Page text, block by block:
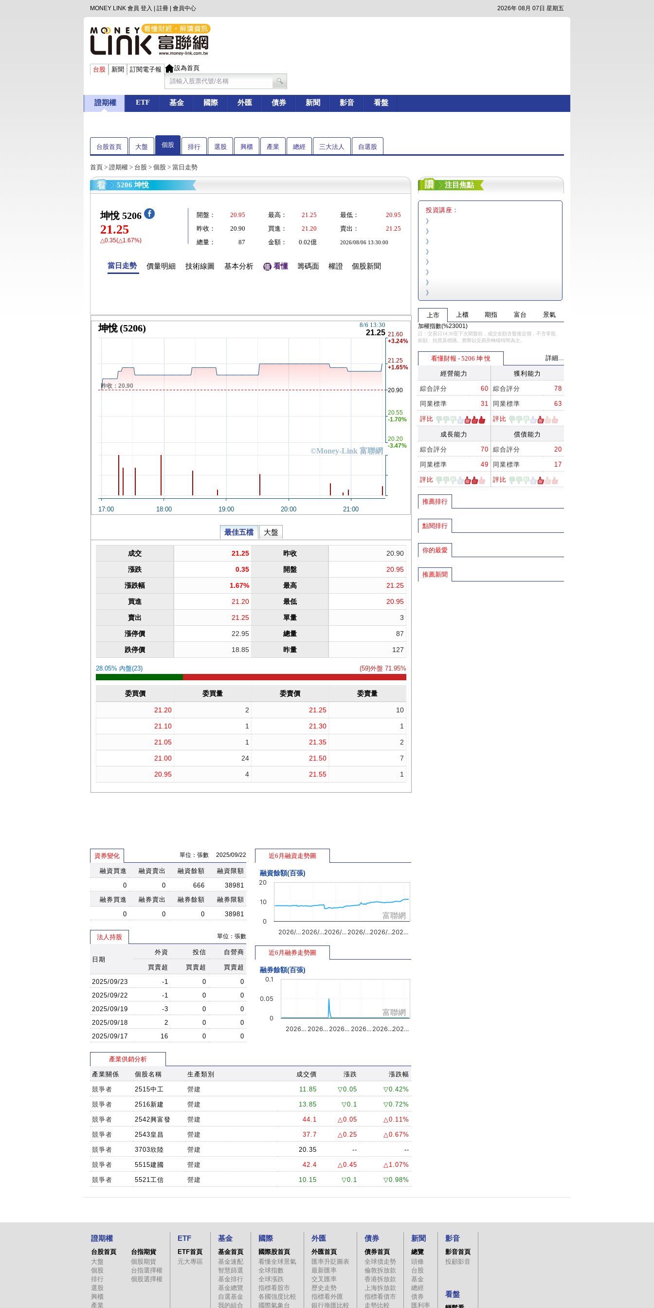
MONEY LINK 會員 登入 註冊 會員中心 2026年 08月 07日 星期五
台股 新聞 訂閱電子報 設為首頁
證期權 ETF 基金 國際 外匯 債券 新聞 影音 看盤
台股首頁 大盤 個股 排行 選股 興櫃 產業 總經 三大法人 自選股
首頁 > 證期權 > 台股 > 個股 > 當日走勢
5206 坤悅
坤悅 5206
21.25
△0.35(△1.67%)
開盤： 20.95 最高： 21.25 最低：
20.95
昨收：
20.90 買進： 21.20 賣出：
21.25
總量：
87 金額： 0.02億 2026/08/06 13:30:00
當日走勢 價量明細 技術線圖 基本分析 看懂 籌碼面 權證 個股新聞
資券變化 單位：張數 2025/09/22
融資買進 融資賣出 融資餘額
融資限額
0
0 666
38981
融券買進
融券賣出 融券餘額
融券限額
0
0 0 38981
法人持股 單位：張數
日期
外資 投信 自營商
買賣超 買賣超
買賣超
2025/09/23
-1 0
0
2025/09/22
-1 0
0
2025/09/19
-3 0
0
2025/09/18
2 0
0
2025/09/17
16 0 0
近6月融資走勢圖
融資餘額(百張)
2026/… 2026/…2026/… 2026/…2026/…202…
0
10
20
富聯網
近6月融券走勢圖
融券餘額(百張)
2026… 2026… 2026… 2026… 2026…202…
0
0.05
0.1
富聯網
產業供銷分析
產業關係 個股名稱 生產類別 成交價 漲跌 漲跌幅
競爭者 2515中工 營建 11.85 ▽0.05 ▽0.42%
競爭者 2516新建 營建 13.85 ▽0.1 ▽0.72%
競爭者 2542興富發 營建 44.1 △0.05 △0.11%
競爭者 2543皇昌 營建 37.7 △0.25 △0.67%
競爭者 3703欣陸 營建 20.35 -- --
競爭者 5515建國 營建 42.4 △0.45 △1.07%
競爭者 5521工信 營建 10.15 ▽0.1 ▽0.98%
注目焦點
投資講座：
》
》
》
》
》
》
》
》
上市 上櫃 期指 富台 景氣
加權指數(%23001)
註：交易日14:30至下次開盤前，成交金額含盤後定價，不含零股、
鉅額、拍賣及標購。實際以交易所轉檔時間為主。
看懂財報 - 5206 坤 悅 詳細...
經營能力 獲利能力
綜合評分 60 綜合評分 78
同業標準 31 同業標準 63
評比 評比
成長能力 償債能力
綜合評分 70 綜合評分 20
同業標準 49 同業標準 17
評比 評比
推薦排行
點閱排行
你的最愛
推薦新聞
證期權
台股首頁
大盤
個股
排行
選股
興櫃
產業
台指期貨
個股期貨
台指選擇權
個股選擇權
ETF
ETF首頁
元大專區
基金
基金首頁
基金速配
智慧篩選
基金排行
基金總覽
自選基金
我的組合
國際
國際股首頁
看懂全球景氣
全球指數
全球漲跌
指標看股市
各國強度比較
國際氣象台
外匯
外匯首頁
匯率升貶圖表
最新匯率
交叉匯率
歷史走勢
指標看外匯
銀行換匯比較
債券
債券首頁
全球債走勢
倫敦拆放款
香港拆放款
上海拆放款
指標看債市
走勢比較
新聞
總覽
頭條
台股
基金
總經
債券
匯利率
影音
影音首頁
投顧影音
看盤